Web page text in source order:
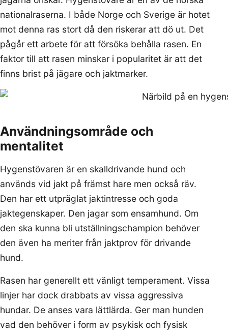
nationalraserna. I både Norge och Sverige är hotet
mot denna ras stort då den riskerar att dö ut. Det
pågår ett arbete för att försöka behålla rasen. En
faktor till att rasen minskar i popularitet är att det
finns brist på jägare och jaktmarker.
Användningsområde och
mentalitet
Hygenstövaren är en skalldrivande hund och
används vid jakt på främst hare men också räv.
Den har ett utpräglat jaktintresse och goda
jaktegenskaper. Den jagar som ensamhund. Om
den ska kunna bli utställningschampion behöver
den även ha meriter från jaktprov för drivande
hund.
Rasen har generellt ett vänligt temperament. Vissa
linjer har dock drabbats av vissa aggressiva
hundar. De anses vara lättlärda. Ger man hunden
vad den behöver i form av psykisk och fysisk